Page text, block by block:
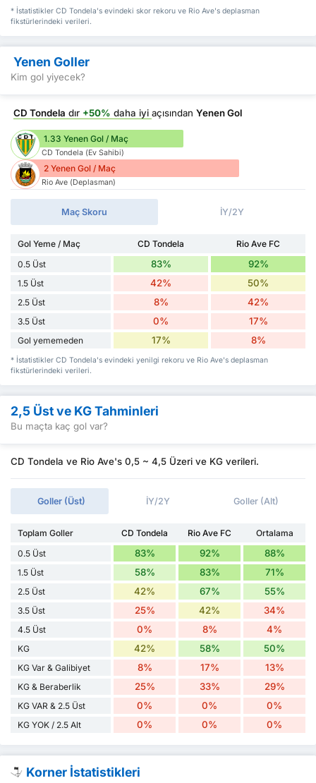
* İstatistikler CD Tondela's evindeki skor rekoru ve Rio Ave's deplasman
fikstürlerindeki verileri.
Yenen Goller
Kim gol yiyecek?
CD Tondela dır +50% daha iyi açısından Yenen Gol
1.33 Yenen Gol / Maç
CD Tondela (Ev Sahibi)
2 Yenen Gol / Maç
Rio Ave (Deplasman)
Maç Skoru İY/2Y
Gol Yeme / Maç CD Tondela
Rio Ave FC
0.5 Üst
83% 92%
1.5 Üst 42% 50%
2.5 Üst 8% 42%
3.5 Üst 0% 17%
Gol yememeden 17% 8%
* İstatistikler CD Tondela's evindeki yenilgi rekoru ve Rio Ave's deplasman
fikstürlerindeki verileri.
2,5 Üst ve KG Tahminleri
Bu maçta kaç gol var?
CD Tondela ve Rio Ave's 0,5 ~ 4,5 Üzeri ve KG verileri.
Goller (Üst) İY/2Y Goller (Alt)
Toplam Goller CD Tondela Rio Ave FC
Ortalama
0.5 Üst
83% 92% 88%
1.5 Üst 58% 83% 71%
2.5 Üst 42% 67% 55%
3.5 Üst 25% 42% 34%
4.5 Üst 0% 8% 4%
KG 42% 58% 50%
KG Var & Galibiyet 8% 17% 13%
KG & Beraberlik 25% 33% 29%
KG VAR & 2.5 Üst 0% 0% 0%
KG YOK / 2.5 Alt 0% 0% 0%
Korner İstatistikleri